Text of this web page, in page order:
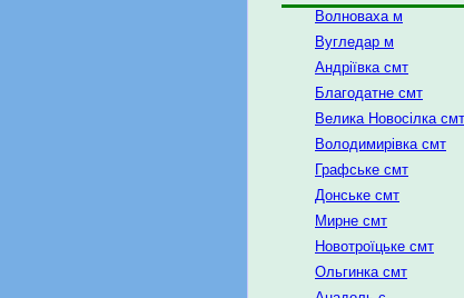
Волноваха м
Вугледар м
Андріївка смт
Благодатне смт
Велика Новосілка смт
Володимирівка смт
Графське смт
Донське смт
Мирне смт
Новотроїцьке смт
Ольгинка смт